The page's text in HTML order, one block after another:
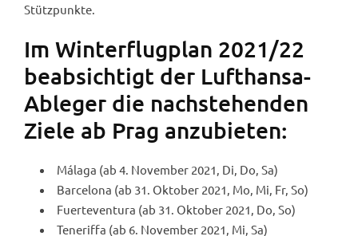
Stützpunkte.
Im Winterflugplan 2021/22
beabsichtigt der Lufthansa-
Ableger die nachstehenden
Ziele ab Prag anzubieten:
Málaga (ab 4. November 2021, Di, Do, Sa)
Barcelona (ab 31. Oktober 2021, Mo, Mi, Fr, So)
Fuerteventura (ab 31. Oktober 2021, Do, So)
Teneriffa (ab 6. November 2021, Mi, Sa)